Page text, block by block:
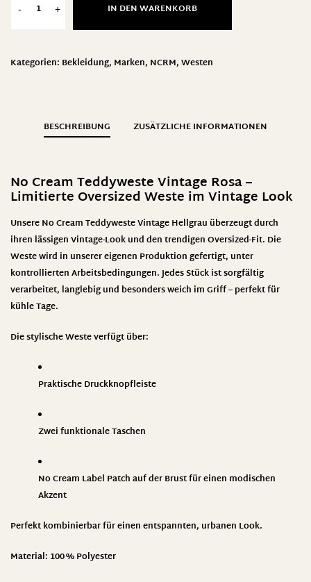
- + IN DEN WARENKORB
Kategorien: Bekleidung, Marken, NCRM,Westen
BESCHREIBUNG ZUSÄTZLICHE INFORMATIONEN
No Cream Teddyweste Vintage Rosa –
Limitierte Oversized Weste im Vintage Look
UnsereNo Cream Teddyweste Vintage Hellgrau überzeugt durch
ihren lässigen Vintage-Look und den trendigen Oversized-Fit. Die
Weste wird in unserer eigenen Produktiongefertigt, unter
kontrollierten Arbeitsbedingungen. Jedes Stück ist sorgfältig
verarbeitet, langlebig und besonders weich im Griff – perfekt für
kühle Tage.
Die stylische Weste verfügt über:
Praktische Druckknopfleiste
Zwei funktionale Taschen
No Cream Label Patchauf der Brust für einen modischen
Akzent
Perfekt kombinierbar für einen entspannten, urbanen Look.
Material: 100 % Polyester